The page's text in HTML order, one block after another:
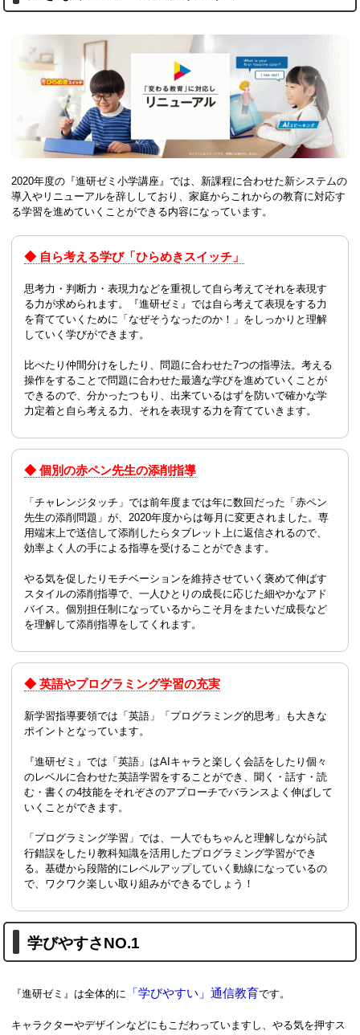
2020年度の『進研ゼミ小学講座』では、新課程に合わせた新システムの
導入やリニューアルを辞ししており、家庭からこれからの教育に対応す
る学習を進めていくことができる内容になっています。
◆ 自ら考える学び「ひらめきスイッチ」
思考力・判断力・表現力などを重視して自ら考えてそれを表現す
る力が求められます。『進研ゼミ』では自ら考えて表現をする力
を育てていくために「なぜそうなったのか！」をしっかりと理解
していく学びができます。
比べたり仲間分けをしたり、問題に合わせた7つの指導法。考える
操作をすることで問題に合わせた最適な学びを進めていくことが
できるので、分かったつもり、出来ているはずを防いで確かな学
力定着と自ら考える力、それを表現する力を育てていきます。
◆ 個別の赤ペン先生の添削指導
「チャレンジタッチ」では前年度までは年に数回だった「赤ペン
先生の添削問題」が、2020年度からは毎月に変更されました。専
用端末上で送信して添削したらタブレット上に返信されるので、
効率よく人の手による指導を受けることができます。
やる気を促したりモチベーションを維持させていく褒めて伸ばす
スタイルの添削指導で、一人ひとりの成長に応じた細やかなアド
バイス。個別担任制になっているからこそ月をまたいだ成長など
を理解して添削指導をしてくれます。
◆ 英語やプログラミング学習の充実
新学習指導要領では「英語」「プログラミング的思考」も大きな
ポイントとなっています。
『進研ゼミ』では「英語」はAIキャラと楽しく会話をしたり個々
のレベルに合わせた英語学習をすることができ、聞く・話す・読
む・書くの4技能をそれぞさのアプローチでバランスよく伸ばして
いくことができます。
「プログラミング学習」では、一人でもちゃんと理解しながら試
行錯誤をしたり教科知識を活用したプログラミング学習ができ
る。基礎から段階的にレベルアップしていく動線になっているの
で、ワクワク楽しい取り組みができるでしょう！
学びやすさNO.1
『進研ゼミ』は全体的に 「学びやすい」通信教育です。
キャラクターやデザインなどにもこだわっていますし、やる気を押すス